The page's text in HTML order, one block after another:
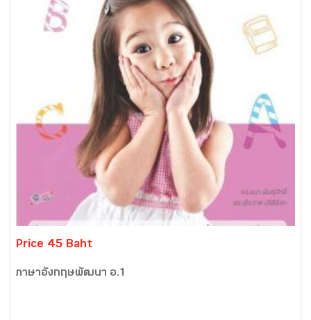
Price 45 Baht
ภาษาอังกฤษพัฒนา อ.1